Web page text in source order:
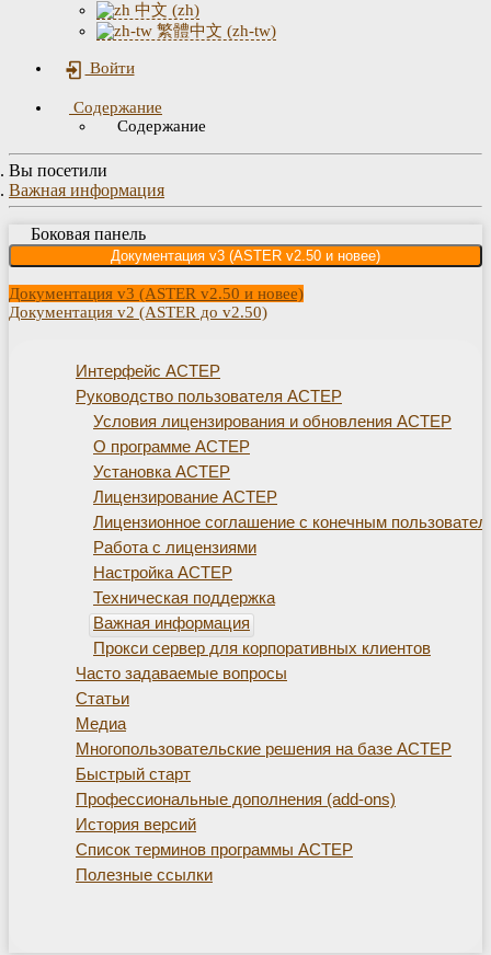
中文 (zh)
繁體中文 (zh-tw)
Войти
Содержание
Содержание
Вы посетили
Важная информация
Боковая панель
Документация v3 (ASTER v2.50 и новее)
Документация v3 (ASTER v2.50 и новее)
Документация v2 (ASTER до v2.50)
Интерфейс АСТЕР
Руководство пользователя АСТЕР
Условия лицензирования и обновления АСТЕР
О программе АСТЕР
Установка АСТЕР
Лицензирование АСТЕР
Лицензионное соглашение с конечным
Работа с лицензиями
Настройка АСТЕР
Техническая поддержка
Важная информация
Прокси сервер для корпоративных клиентов
Часто задаваемые вопросы
Статьи
Медиа
Многопользовательские решения на базе АСТЕР
Быстрый старт
Профессиональные дополнения (add-ons)
История версий
Список терминов программы АСТЕР
Полезные ссылки